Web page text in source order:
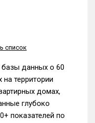
список
базы данных о 60
территории
домах,
глубоко
показателей по